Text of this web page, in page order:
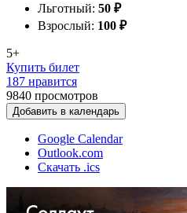
Льготный: 50 ₽
Взрослый: 100 ₽
5+
Купить билет
187 нравится
9840 просмотров
Добавить в календарь
Google Calendar
Outlook.com
Скачать .ics